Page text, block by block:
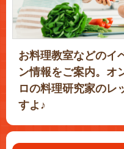
お料理教室などのイ
ン情報をご案内。オ
ロの料理研究家のレ
すよ♪